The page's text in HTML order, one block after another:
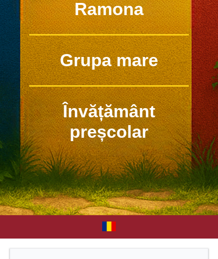
Ramona
Grupa mare
Învățământ
preșcolar